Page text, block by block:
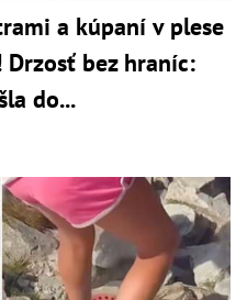
a kúpaní v plese
bez hraníc:
do...